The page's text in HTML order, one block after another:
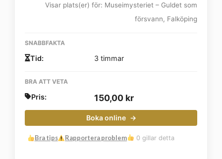
Visar plats(er) för: Museimysteriet – Guldet som
försvann, Falköping
SNABBFAKTA
Tid: 3 timmar
BRA ATT VETA
Pris: 150,00 kr
Boka online
Bra tips Rapportera problem 0 gillar detta